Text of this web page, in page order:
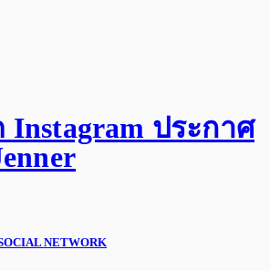
Instagram ประกาศ
NETWORK